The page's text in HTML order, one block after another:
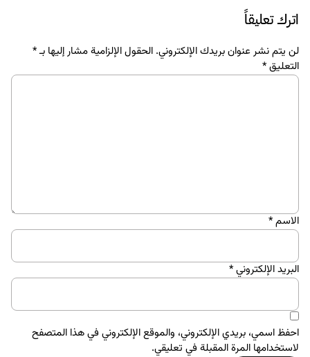
اترك تعليقاً
لن يتم نشر عنوان بريدك الإلكتروني. الحقول الإلزامية مشار إليها بـ*
التعليق*
الاسم*
البريد الإلكتروني*
احفظ اسمي، بريدي الإلكتروني، والموقع الإلكتروني في هذا المتصفح
لاستخدامها المرة المقبلة في تعليقي.